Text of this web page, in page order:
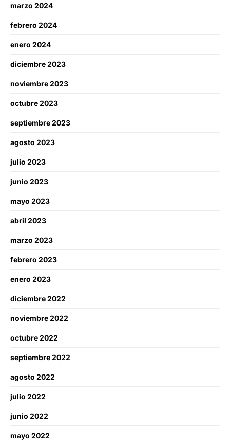
marzo 2024
febrero 2024
enero 2024
diciembre 2023
noviembre 2023
octubre 2023
septiembre 2023
agosto 2023
julio 2023
junio 2023
mayo 2023
abril 2023
marzo 2023
febrero 2023
enero 2023
diciembre 2022
noviembre 2022
octubre 2022
septiembre 2022
agosto 2022
julio 2022
junio 2022
mayo 2022